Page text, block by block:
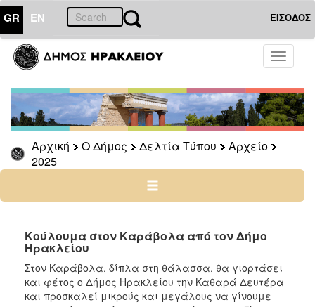
GR EN ΕΙΣΟΔΟΣ
Toggle
Αρχική Ο Δήμος Δελτία Τύπου
Αρχείο
2025
ΔΗΜΟΣ
Δελτία
Τύπου
Αρχείο
2026
2025
2022
2021
2020
2019
Κούλουμα στον Καράβολα από τον Δήμο
Ηρακλείου
Στον Καράβολα, δίπλα στη θάλασσα, θα γιορτάσει
και φέτος ο Δήμος Ηρακλείου την Καθαρά Δευτέρα
και προσκαλεί μικρούς και μεγάλους να γίνουμε